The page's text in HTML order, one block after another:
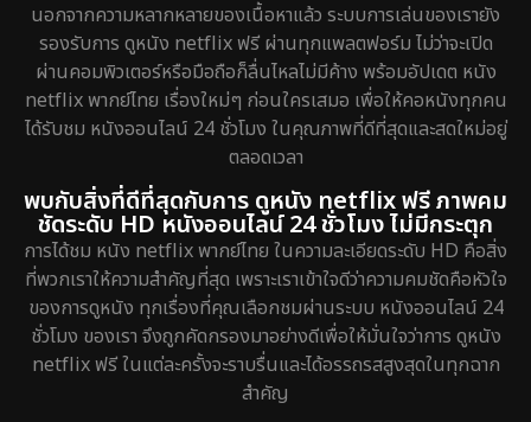
นอกจากความหลากหลายของเนื้อหาแล้ว ระบบการเล่นของเรายัง
รองรับการ ดูหนัง netflix ฟรี ผ่านทุกแพลตฟอร์ม ไม่ว่าจะเปิด
ผ่านคอมพิวเตอร์หรือมือถือก็ลื่นไหลไม่มีค้าง พร้อมอัปเดต หนัง
netflix พากย์ไทย เรื่องใหม่ๆ ก่อนใครเสมอ เพื่อให้คอหนังทุกคน
ได้รับชม หนังออนไลน์ 24 ชั่วโมง ในคุณภาพที่ดีที่สุดและสดใหม่อยู่
ตลอดเวลา
พบกับสิ่งที่ดีที่สุดกับการ ดูหนัง netflix ฟรี ภาพคม
ชัดระดับ HD หนังออนไลน์ 24 ชั่วโมง ไม่มีกระตุก
การได้ชม หนัง netflix พากย์ไทย ในความละเอียดระดับ HD คือสิ่ง
ที่พวกเราให้ความสำคัญที่สุด เพราะเราเข้าใจดีว่าความคมชัดคือหัวใจ
ของการดูหนัง ทุกเรื่องที่คุณเลือกชมผ่านระบบ หนังออนไลน์ 24
ชั่วโมง ของเรา จึงถูกคัดกรองมาอย่างดีเพื่อให้มั่นใจว่าการ ดูหนัง
netflix ฟรี ในแต่ละครั้งจะราบรื่นและได้อรรถรสสูงสุดในทุกฉาก
สำคัญ